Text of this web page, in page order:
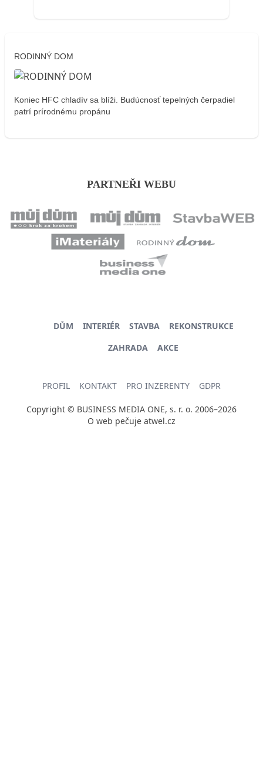
RODINNÝ DOM
Koniec HFC chladív sa blíži. Budúcnosť tepelných čerpadiel
patrí prírodnému propánu
PARTNEŘI WEBU
DŮM INTERIÉR STAVBA
REKONSTRUKCE
ZAHRADA
AKCE
PROFIL KONTAKT PRO INZERENTY GDPR
Copyright © BUSINESS MEDIA ONE, s. r. o. 2006–2026